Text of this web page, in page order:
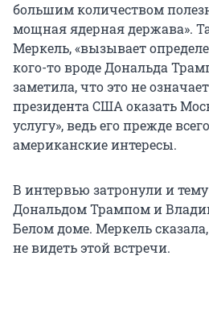
большим количеством
мощная ядерная держава».
Меркель, «вызывает
кого-то вроде Дональда
заметила, что это не
президента США оказать
услугу», ведь его прежде
американские интересы.
В интервью затронули и
Дональдом Трампом и
Белом доме. Меркель
не видеть этой встречи.